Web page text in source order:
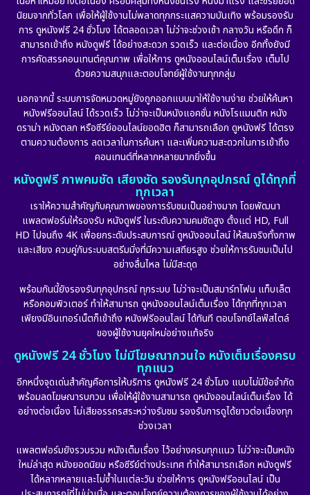
นิยมจากทั่วโลก เพื่อให้ผู้ใช้งานไม่พลาดทุกกระแสความบันเทิง พร้อมรองรับ
การ ดูหนังฟรี 24 ชั่วโมง ได้ตลอดเวลา ไม่ว่าจะช่วงเช้า กลางวัน หรือดึก ก็
สามารถเข้าถึง หนังดูฟรี ได้อย่างสะดวก รวดเร็ว และต่อเนื่อง อีกทั้งยังมี
การคัดสรรคอนเทนต์คุณภาพ เพื่อให้การ ดูหนังออนไลน์เต็มเรื่อง เต็มไป
ด้วยความสนุกและตอบโจทย์ผู้ใช้งานทุกกลุ่ม
นอกจากนี้ ระบบการจัดหมวดหมู่ยังถูกออกแบบมาให้ใช้งานง่าย ช่วยให้ค้นหา
หนังฟรีออนไลน์ ได้รวดเร็ว ไม่ว่าจะเป็นหนังแอคชั่น หนังโรแมนติก หนัง
ดราม่า หนังตลก หรือซีรีย์ออนไลน์ยอดฮิต ก็สามารถเลือก ดูหนังฟรี ได้ตรง
ตามความต้องการ ลดเวลาในการค้นหา และเพิ่มความสะดวกในการเข้าถึง
คอนเทนต์ที่หลากหลายมากยิ่งขึ้น
หนังดูฟรี ภาพคมชัด เสียงชัด รองรับทุกอุปกรณ์ ดูได้ทุกที่
ทุกเวลา
เราให้ความสำคัญกับคุณภาพของการรับชมเป็นอย่างมาก โดยพัฒนา
แพลตฟอร์มให้รองรับ หนังดูฟรี ในระดับความคมชัดสูง ตั้งแต่ HD, Full
HD ไปจนถึง 4K เพื่อยกระดับประสบการณ์ ดูหนังออนไลน์ ให้สมจริงทั้งภาพ
และเสียง ควบคู่กับระบบสตรีมมิ่งที่มีความเสถียรสูง ช่วยให้การรับชมเป็นไป
อย่างลื่นไหล ไม่มีสะดุด
พร้อมกันนี้ยังรองรับทุกอุปกรณ์ ทุกระบบ ไม่ว่าจะเป็นสมาร์ทโฟน แท็บเล็ต
หรือคอมพิวเตอร์ ทำให้สามารถ ดูหนังออนไลน์เต็มเรื่อง ได้ทุกที่ทุกเวลา
เพียงมีอินเทอร์เน็ตก็เข้าถึง หนังฟรีออนไลน์ ได้ทันที ตอบโจทย์ไลฟ์สไตล์
ของผู้ใช้งานยุคใหม่อย่างแท้จริง
ดูหนังฟรี 24 ชั่วโมง ไม่มีโฆษณากวนใจ หนังเต็มเรื่องครบ
ทุกแนว
อีกหนึ่งจุดเด่นสำคัญคือการให้บริการ ดูหนังฟรี 24 ชั่วโมง แบบไม่มีข้อจำกัด
พร้อมลดโฆษณารบกวน เพื่อให้ผู้ใช้งานสามารถ ดูหนังออนไลน์เต็มเรื่อง ได้
อย่างต่อเนื่อง ไม่เสียอรรถรสระหว่างรับชม รองรับการดูได้ยาวต่อเนื่องทุก
ช่วงเวลา
แพลตฟอร์มยังรวบรวม หนังเต็มเรื่อง ไว้อย่างครบทุกแนว ไม่ว่าจะเป็นหนัง
ใหม่ล่าสุด หนังยอดนิยม หรือซีรีย์ต่างประเทศ ทำให้สามารถเลือก หนังดูฟรี
ได้หลากหลายและไม่ซ้ำในแต่ละวัน ช่วยให้การ ดูหนังฟรีออนไลน์ เป็น